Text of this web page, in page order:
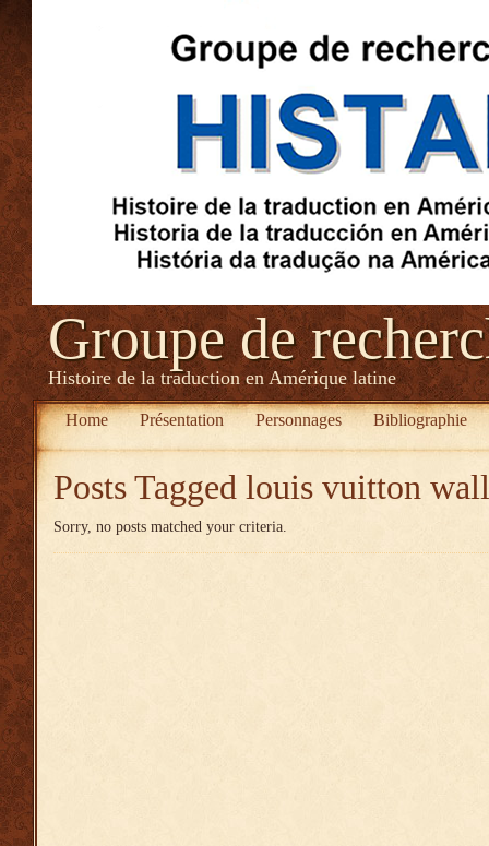
Groupe de
Histoire de la traduction en Amérique latine
Home Présentation Personnages Bibliographie
Posts Tagged louis vuitton
Sorry, no posts matched your criteria.